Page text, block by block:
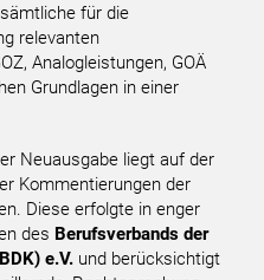
für die
relevanten
Analogleistungen, GOÄ
Grundlagen in einer
Neuausgabe liegt auf der
Kommentierungen der
Diese erfolgte in enger
des Berufsverbands der
e.V. und berücksichtigt